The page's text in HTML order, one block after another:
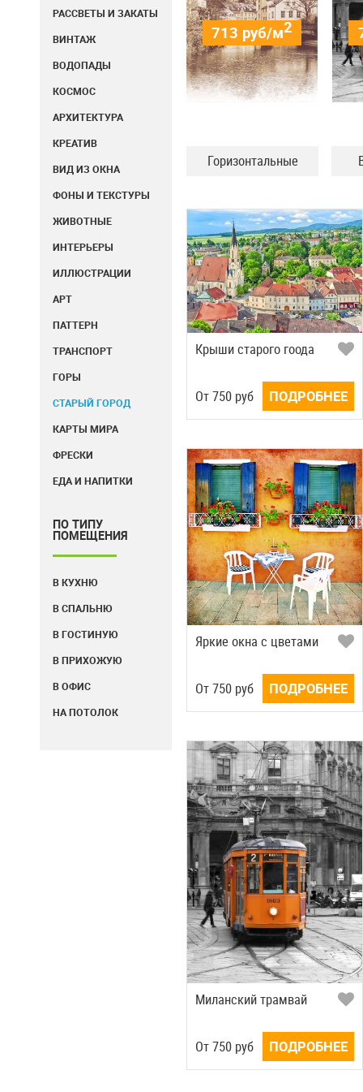
РАССВЕТЫ И ЗАКАТЫ
ВИНТАЖ
ВОДОПАДЫ
КОСМОС
АРХИТЕКТУРА
КРЕАТИВ
ВИД ИЗ ОКНА
ФОНЫ И ТЕКСТУРЫ
ЖИВОТНЫЕ
ИНТЕРЬЕРЫ
ИЛЛЮСТРАЦИИ
АРТ
ПАТТЕРН
ТРАНСПОРТ
ГОРЫ
СТАРЫЙ ГОРОД
КАРТЫ МИРА
ФРЕСКИ
ЕДА И НАПИТКИ
ПО ТИПУ
ПОМЕЩЕНИЯ
В КУХНЮ
В СПАЛЬНЮ
В ГОСТИНУЮ
В ПРИХОЖУЮ
В ОФИС
НА ПОТОЛОК
713 руб/м2
Горизонтальные
Крыши старого гоода
Oт750руб ПОДРОБНЕЕ
Яркие окна с цветами
Oт750руб ПОДРОБНЕЕ
Миланский трамвай
Oт750руб ПОДРОБНЕЕ